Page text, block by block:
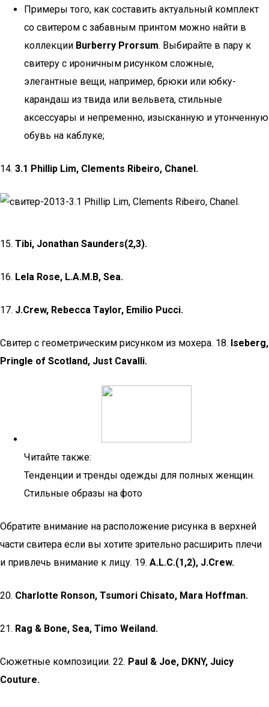
Примеры того, как составить актуальный комплект
со свитером с забавным принтом можно найти в
коллекции Burberry Prorsum. Выбирайте в пару к
свитеру с ироничным рисунком сложные,
элегантные вещи, например, брюки или юбку-
карандаш из твида или вельвета, стильные
аксессуары и непременно, изысканную и утонченную
обувь на каблуке;
14. 3.1 Phillip Lim, Clements Ribeiro, Chanel.
15. Tibi, Jonathan Saunders(2,3).
16. Lela Rose, L.A.M.B, Sea.
17. J.Crew, Rebecca Taylor, Emilio Pucci.
Свитер с геометрическим рисунком из мохера. 18. Iseberg,
Pringle of Scotland, Just Cavalli.
Читайте также:
Тенденции и тренды одежды для полных женщин.
Стильные образы на фото
Обратите внимание на расположение рисунка в верхней
части свитера если вы хотите зрительно расширить плечи
и привлечь внимание к лицу. 19. A.L.C.(1,2), J.Crew.
20. Charlotte Ronson, Tsumori Chisato, Mara Hoffman.
21. Rag & Bone, Sea, Timo Weiland.
Сюжетные композиции. 22. Paul & Joe, DKNY, Juicy
Couture.